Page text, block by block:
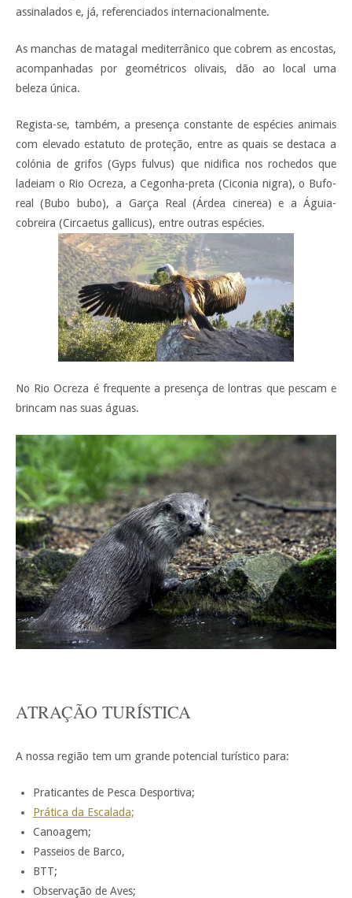
assinalados e, já, referenciados internacionalmente.
As manchas de matagal mediterrânico que cobrem as encostas,
acompanhadas por geométricos olivais, dão ao local uma
beleza única.
Regista-se, também, a presença constante de espécies animais
com elevado estatuto de proteção, entre as quais se destaca a
colónia de grifos (Gyps fulvus) que nidifica nos rochedos que
ladeiam o Rio Ocreza, a Cegonha-preta (Ciconia nigra), o Bufo-
real (Bubo bubo), a Garça Real (Árdea cinerea) e a Águia-
cobreira (Circaetus gallicus), entre outras espécies.
No Rio Ocreza é frequente a presença de lontras que pescam e
brincam nas suas águas.
ATRAÇÃO TURÍSTICA
A nossa região tem um grande potencial turístico para:
Praticantes de Pesca Desportiva;
Prática da Escalada;
Canoagem;
Passeios de Barco,
BTT;
Observação de Aves;